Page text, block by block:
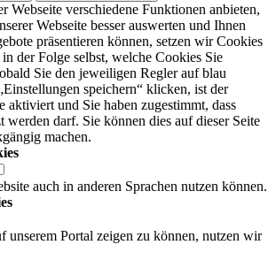
Webseite verschiedene Funktionen anbieten,
Webseite besser auswerten und Ihnen
präsentieren können, setzen wir Cookies
der Folge selbst, welche Cookies Sie
Sie den jeweiligen Regler auf blau
speichern“ klicken, ist der
aktiviert und Sie haben zugestimmt, dass
werden darf. Sie können dies auf dieser Seite
machen.
auch in anderen Sprachen nutzen können.
unserem Portal zeigen zu können, nutzen wir